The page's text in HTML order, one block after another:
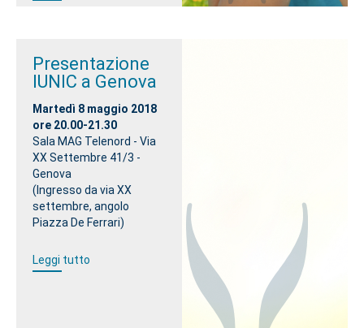
Presentazione
IUNIC a Genova
Martedì 8 maggio 2018
ore 20.00-21.30
Sala MAG Telenord - Via
XX Settembre 41/3 -
Genova
(Ingresso da via XX
settembre, angolo
Piazza De Ferrari)
Leggi tutto